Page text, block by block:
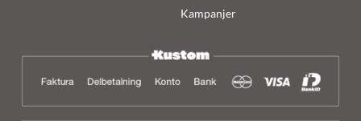
Kampanjer